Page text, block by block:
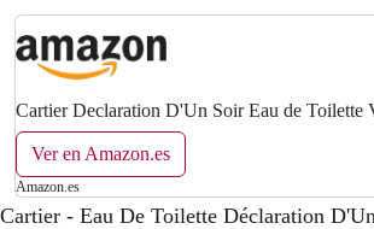
i
n
a
l
e
a
e
:
Cartier Declaration D'Un Soir Eau de Toilette
Ver en Amazon.es
Amazon.es
Cartier - Eau De Toilette Déclaration